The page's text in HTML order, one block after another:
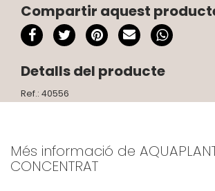
Compartir aquest
Detalls del producte
Ref.: 40556
Més informació de
CONCENTRAT